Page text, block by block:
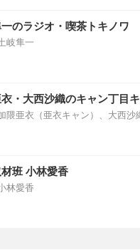
のラジオ・喫茶トキノワ
岐隼一
・大西沙織のキャン丁目
隈亜衣（亜衣キャン）、大西沙
班 小林愛香
林愛香